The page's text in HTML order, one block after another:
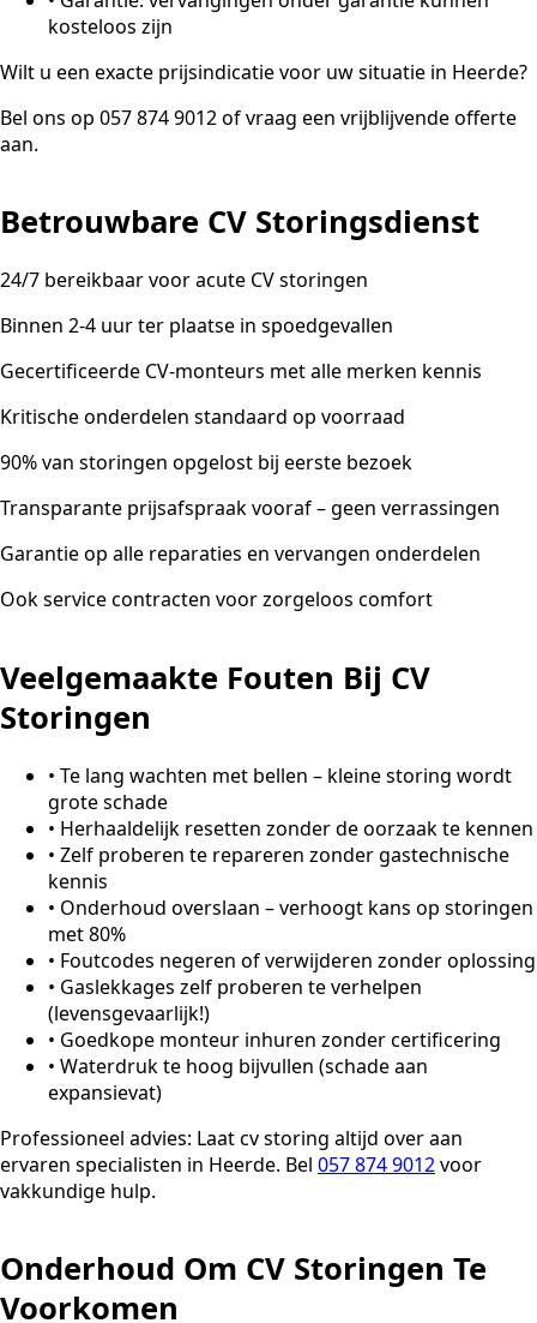
kosteloos zijn
Wilt u een exacte prijsindicatie voor uw situatie in Heerde?
Bel ons op 057 874 9012 of vraag een vrijblijvende offerte
aan.
Betrouwbare CV Storingsdienst
24/7 bereikbaar voor acute CV storingen
Binnen 2-4 uur ter plaatse in spoedgevallen
Gecertificeerde CV-monteurs met alle merken kennis
Kritische onderdelen standaard op voorraad
90% van storingen opgelost bij eerste bezoek
Transparante prijsafspraak vooraf – geen verrassingen
Garantie op alle reparaties en vervangen onderdelen
Ook service contracten voor zorgeloos comfort
Veelgemaakte Fouten Bij CV
Storingen
• Te lang wachten met bellen – kleine storing wordt
grote schade
• Herhaaldelijk resetten zonder de oorzaak te kennen
• Zelf proberen te repareren zonder gastechnische
kennis
• Onderhoud overslaan – verhoogt kans op storingen
met 80%
• Foutcodes negeren of verwijderen zonder oplossing
• Gaslekkages zelf proberen te verhelpen
(levensgevaarlijk!)
• Goedkope monteur inhuren zonder certificering
• Waterdruk te hoog bijvullen (schade aan
expansievat)
Professioneel advies: Laat cv storing altijd over aan
ervaren specialisten in Heerde. Bel 057 874 9012voor
vakkundige hulp.
Onderhoud Om CV Storingen Te
Voorkomen